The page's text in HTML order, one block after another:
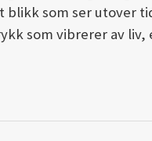
som ser utover
som vibrerer av